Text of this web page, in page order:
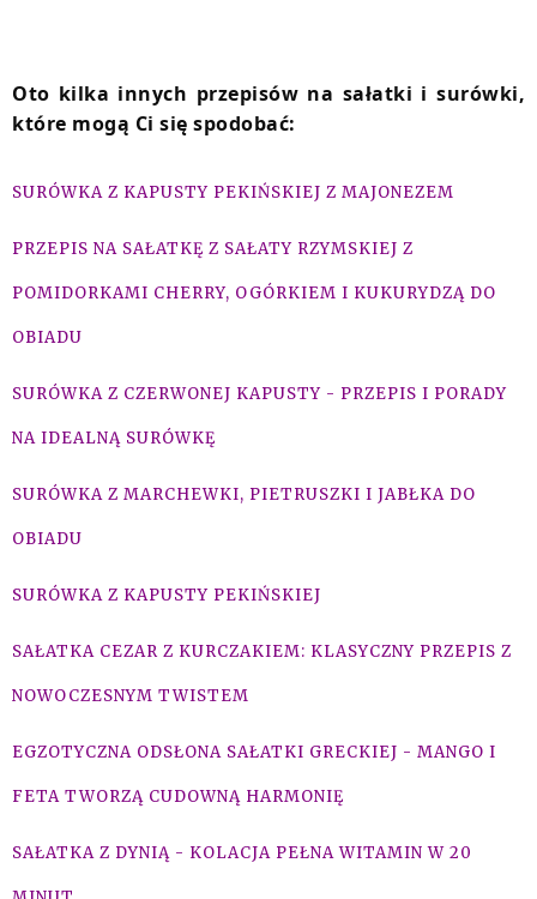
Oto kilka innych przepisów na sałatki i surówki,
które mogą Ci się spodobać:
SURÓWKA Z KAPUSTY PEKIŃSKIEJ Z MAJONEZEM
PRZEPIS NA SAŁATKĘ Z SAŁATY RZYMSKIEJ Z
POMIDORKAMI CHERRY, OGÓRKIEM I KUKURYDZĄ DO
OBIADU
SURÓWKA Z CZERWONEJ KAPUSTY - PRZEPIS I PORADY
NA IDEALNĄ SURÓWKĘ
SURÓWKA Z MARCHEWKI, PIETRUSZKI I JABŁKA DO
OBIADU
SURÓWKA Z KAPUSTY PEKIŃSKIEJ
SAŁATKA CEZAR Z KURCZAKIEM: KLASYCZNY PRZEPIS Z
NOWOCZESNYM TWISTEM
EGZOTYCZNA ODSŁONA SAŁATKI GRECKIEJ - MANGO I
FETA TWORZĄ CUDOWNĄ HARMONIĘ
SAŁATKA Z DYNIĄ - KOLACJA PEŁNA WITAMIN W 20